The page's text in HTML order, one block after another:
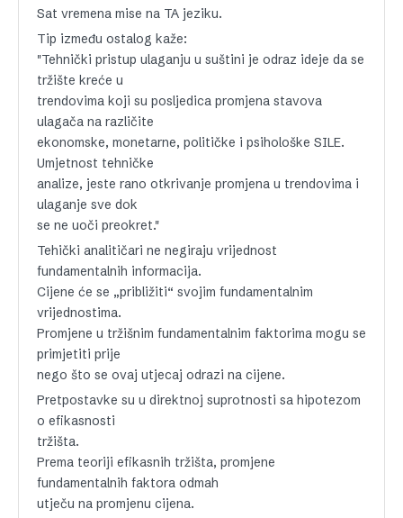
Sat vremena mise na TA jeziku.
Tip između ostalog kaže:
"Tehnički pristup ulaganju u suštini je odraz ideje da se
tržište kreće u
trendovima koji su posljedica promjena stavova
ulagača na različite
ekonomske, monetarne, političke i psihološke SILE.
Umjetnost tehničke
analize, jeste rano otkrivanje promjena u trendovima i
ulaganje sve dok
se ne uoči preokret."
Tehički analitičari ne negiraju vrijednost
fundamentalnih informacija.
Cijene će se „približiti“ svojim fundamentalnim
vrijednostima.
Promjene u tržišnim fundamentalnim faktorima mogu se
primjetiti prije
nego što se ovaj utjecaj odrazi na cijene.
Pretpostavke su u direktnoj suprotnosti sa hipotezom
o efikasnosti
tržišta.
Prema teoriji efikasnih tržišta, promjene
fundamentalnih faktora odmah
utječu na promjenu cijena.